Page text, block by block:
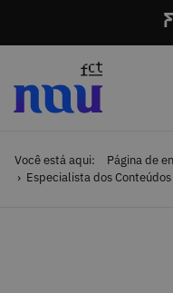
Você está aqui: Página de
Especialista dos Conteúdos